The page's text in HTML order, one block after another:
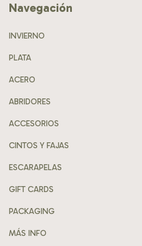
Navegación
INVIERNO
PLATA
ACERO
ABRIDORES
ACCESORIOS
CINTOS Y FAJAS
ESCARAPELAS
GIFT CARDS
PACKAGING
MÁS INFO